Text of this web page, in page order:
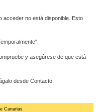
acceder no está disponible. Esto
y asegúrese de que está
desde Contacto.
Canarias